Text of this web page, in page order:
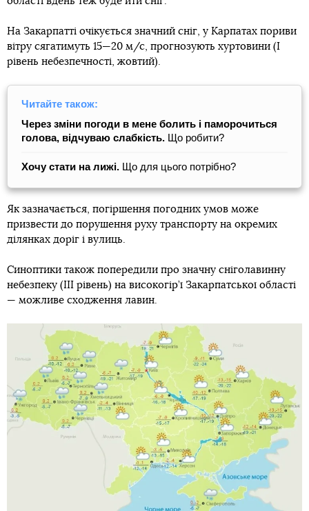
На Закарпатті очікується значний сніг, у Карпатах пориви
вітру сягатимуть 15—20 м/с, прогнозують хуртовини (І
рівень небезпечності, жовтий).
Читайте також:
Через зміни погоди в мене болить і паморочиться
голова, відчуваю слабкість. Що робити?
Хочу стати на лижі. Що для цього потрібно?
Як зазначається, погіршення погодних умов може
призвести до порушення руху транспорту на окремих
ділянках доріг і вулиць.
Синоптики також попередили про значну снiголавинну
небезпеку (ІІІ рівень) на високогiр’ї Закарпатської області
— можливе сходження лавин.